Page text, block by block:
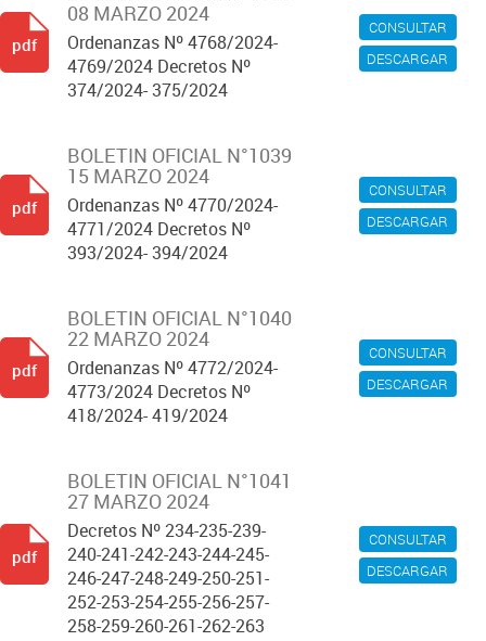
CONSULTAR
DESCARGAR
08 MARZO 2024
Ordenanzas Nº 4768/2024-
4769/2024 Decretos Nº
374/2024- 375/2024
pdf
CONSULTAR
DESCARGAR
BOLETIN OFICIAL N°1039
15 MARZO 2024
Ordenanzas Nº 4770/2024-
4771/2024 Decretos Nº
393/2024- 394/2024
pdf
CONSULTAR
DESCARGAR
BOLETIN OFICIAL N°1040
22 MARZO 2024
Ordenanzas Nº 4772/2024-
4773/2024 Decretos Nº
418/2024- 419/2024
pdf
CONSULTAR
DESCARGAR
BOLETIN OFICIAL N°1041
27 MARZO 2024
Decretos Nº 234-235-239-
240-241-242-243-244-245-
246-247-248-249-250-251-
252-253-254-255-256-257-
258-259-260-261-262-263
pdf